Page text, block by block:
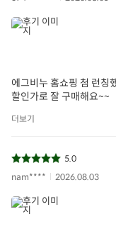
에그비누 홈쇼핑 첨 런칭
할인가로 잘 구매해요~~
더보기
5.0
nam****
2026.08.03